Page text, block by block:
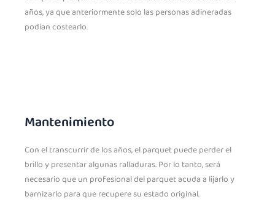
años, ya que anteriormente solo las personas adineradas
podían costearlo.
Mantenimiento
Con el transcurrir de los años, el parquet puede perder el
brillo y presentar algunas ralladuras. Por lo tanto, será
necesario que un profesional del parquet acuda a lijarlo y
barnizarlo para que recupere su estado original.